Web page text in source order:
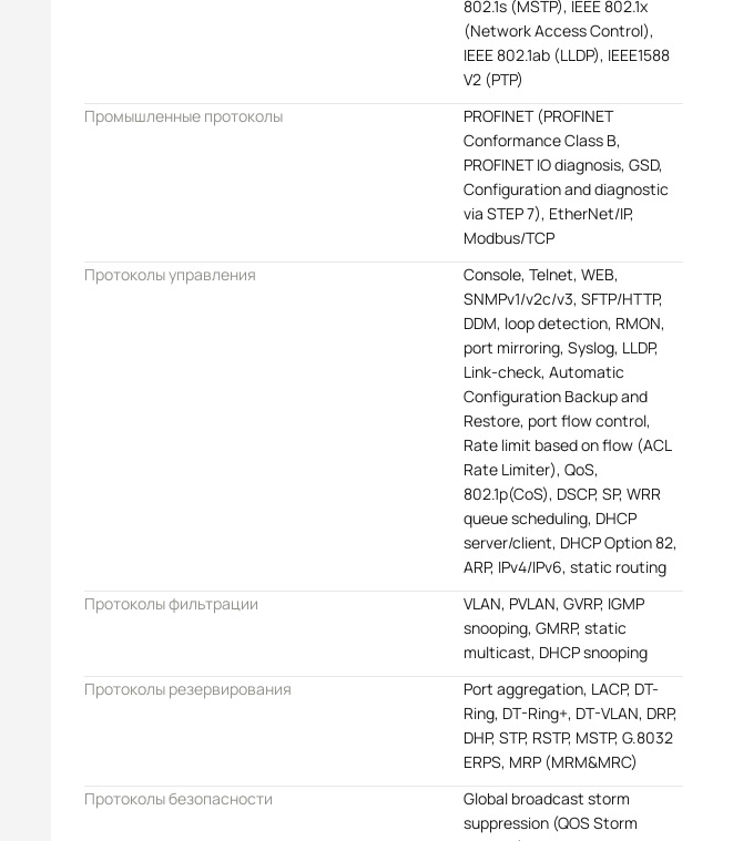
802.1s (MSTP), IEEE 802.1x
(Network Access Control),
IEEE 802.1ab (LLDP), IEEE1588
V2 (PTP)
Промышленные протоколы
PROFINET (PROFINET
Conformance Class B,
PROFINET IO diagnosis, GSD,
Configuration and diagnostic
via STEP 7), EtherNet/IP,
Modbus/TCP
Протоколы управления
Console, Telnet, WEB,
SNMPv1/v2c/v3, SFTP/HTTP,
DDM, loop detection, RMON,
port mirroring, Syslog, LLDP,
Link-check, Automatic
Configuration Backup and
Restore, port flow control,
Rate limit based on flow (ACL
Rate Limiter), QoS,
802.1p(CoS), DSCP, SP, WRR
queue scheduling, DHCP
server/client, DHCP Option 82,
ARP, IPv4/IPv6, static routing
Протоколы фильтрации
VLAN, PVLAN, GVRP, IGMP
snooping, GMRP, static
multicast, DHCP snooping
Протоколы резервирования
Port aggregation, LACP, DT-
Ring, DT-Ring+, DT-VLAN, DRP,
DHP, STP, RSTP, MSTP, G.8032
ERPS, MRP (MRM&MRC)
Протоколы безопасности
Global broadcast storm
suppression (QOS Storm